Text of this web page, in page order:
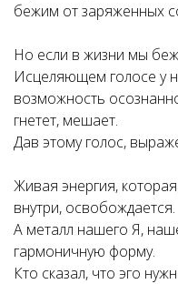
бежим от заряженных
Но если в жизни мы
Исцеляющем голосе у
возможность
гнетет, мешает.
Дав этому голос,
Живая энергия,
внутри, освобождается.
А металл нашего Я,
гармоничную форму.
Кто сказал, что эго